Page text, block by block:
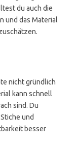
du auch die
und das Material
nicht gründlich
kann schnell
sind. Du
und
besser